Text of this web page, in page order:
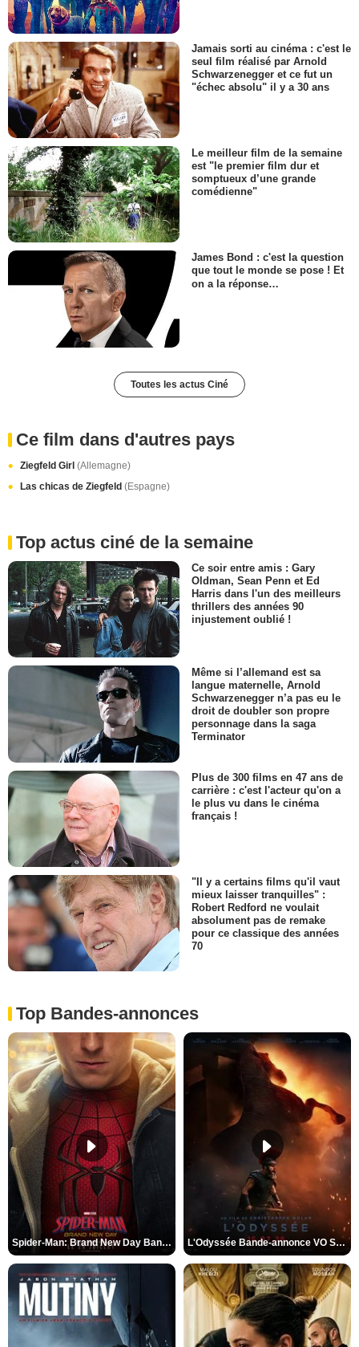
Jamais sorti au cinéma : c'est le
seul film réalisé par Arnold
Schwarzenegger et ce fut un
"échec absolu" il y a 30 ans
Le meilleur film de la semaine
est "le premier film dur et
somptueux d’une grande
comédienne"
James Bond : c'est la question
que tout le monde se pose ! Et
on a la réponse…
Toutes les actus Ciné
Ce film dans d'autres pays
Ziegfeld Girl (Allemagne)
Las chicas de Ziegfeld (Espagne)
Top actus ciné de la semaine
Ce soir entre amis : Gary
Oldman, Sean Penn et Ed
Harris dans l'un des meilleurs
thrillers des années 90
injustement oublié !
Même si l’allemand est sa
langue maternelle, Arnold
Schwarzenegger n’a pas eu le
droit de doubler son propre
personnage dans la saga
Terminator
Plus de 300 films en 47 ans de
carrière : c'est l'acteur qu'on a
le plus vu dans le cinéma
français !
"Il y a certains films qu'il vaut
mieux laisser tranquilles" :
Robert Redford ne voulait
absolument pas de remake
pour ce classique des années
70
Top Bandes-annonces
Spider-Man: Brand New Day Bande-annonce VO STFR L'Odyssée Bande-annonce VO STFR